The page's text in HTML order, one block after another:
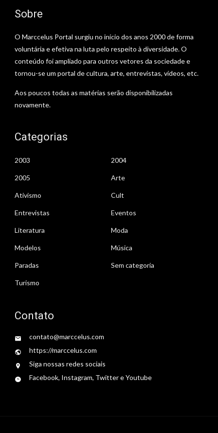
Sobre
O Marccelus Portal surgiu no início dos anos 2000 de forma
voluntária e efetiva na luta pelo respeito à diversidade. O
conteúdo foi ampliado para outros vetores da sociedade e
tornou-se um portal de cultura, arte, entrevistas, vídeos, etc.
Aos poucos todas as matérias serão disponibilizadas
novamente.
Categorias
2003 2004
2005 Arte
Ativismo Cult
Entrevistas Eventos
Literatura Moda
Modelos Música
Paradas Sem categoria
Turismo
Contato
contato@marccelus.com
https://marccelus.com
Siga nossas redes sociais
Facebook, Instagram, Twitter e Youtube